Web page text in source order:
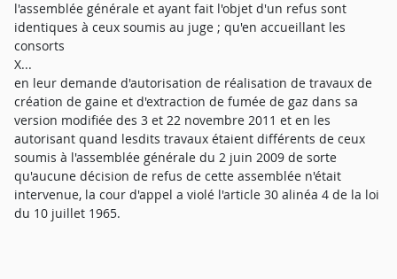
l'assemblée générale et ayant fait l'objet d'un refus sont
identiques à ceux soumis au juge ; qu'en accueillant les
consorts
X...
en leur demande d'autorisation de réalisation de travaux de
création de gaine et d'extraction de fumée de gaz dans sa
version modifiée des 3 et 22 novembre 2011 et en les
autorisant quand lesdits travaux étaient différents de ceux
soumis à l'assemblée générale du 2 juin 2009 de sorte
qu'aucune décision de refus de cette assemblée n'était
intervenue, la cour d'appel a violé l'article 30 alinéa 4 de la loi
du 10 juillet 1965.